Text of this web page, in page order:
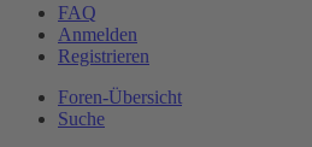
FAQ
Anmelden
Registrieren
Foren-Übersicht
Suche